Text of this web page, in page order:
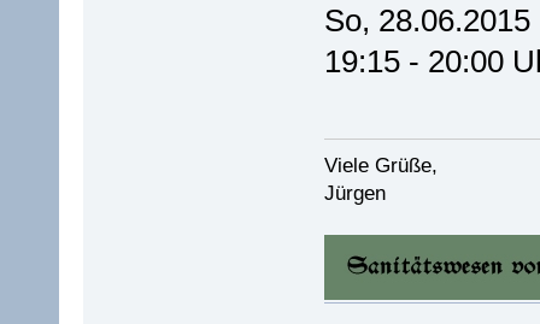
So, 28.06.2015
19:15 - 20:00
Viele Grüße,
Jürgen